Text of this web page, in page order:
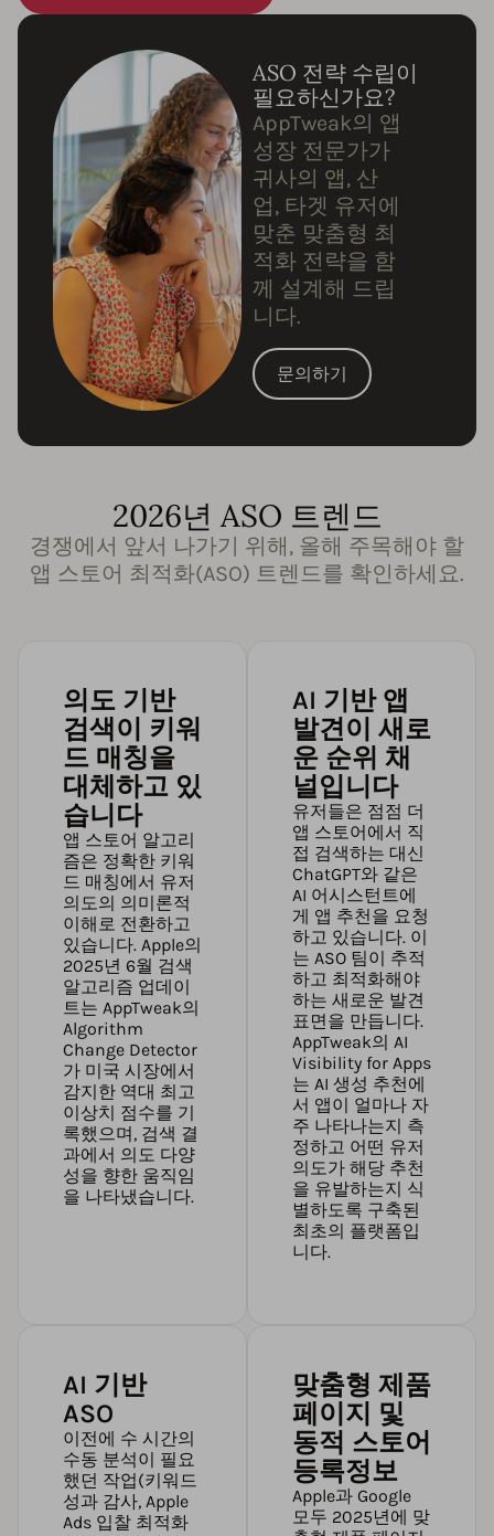
ASO 전략 수립이
필요하신가요?
AppTweak의 앱
성장 전문가가
귀사의 앱, 산
업, 타겟 유저에
맞춘 맞춤형 최
적화 전략을 함
께 설계해 드립
니다.
문의하기
2026년 ASO 트렌드
경쟁에서 앞서 나가기 위해, 올해 주목해야 할
앱 스토어 최적화(ASO) 트렌드를 확인하세요.
의도 기반
검색이 키워
드 매칭을
대체하고 있
습니다
앱 스토어 알고리
즘은 정확한 키워
드 매칭에서 유저
의도의 의미론적
이해로 전환하고
있습니다. Apple의
2025년 6월 검색
알고리즘 업데이
트는 AppTweak의
Algorithm
Change Detector
가 미국 시장에서
감지한 역대 최고
이상치 점수를 기
록했으며, 검색 결
과에서 의도 다양
성을 향한 움직임
을 나타냈습니다.
AI 기반 앱
발견이 새로
운 순위 채
널입니다
유저들은 점점 더
앱 스토어에서 직
접 검색하는 대신
ChatGPT와 같은
AI 어시스턴트에
게 앱 추천을 요청
하고 있습니다. 이
는 ASO 팀이 추적
하고 최적화해야
하는 새로운 발견
표면을 만듭니다.
AppTweak의 AI
Visibility for Apps
는 AI 생성 추천에
서 앱이 얼마나 자
주 나타나는지 측
정하고 어떤 유저
의도가 해당 추천
을 유발하는지 식
별하도록 구축된
최초의 플랫폼입
니다.
AI 기반
ASO
이전에 수 시간의
수동 분석이 필요
했던 작업(키워드
성과 감사, Apple
Ads 입찰 최적화
맞춤형 제품
페이지 및
동적 스토어
등록정보
Apple과 Google
모두 2025년에 맞